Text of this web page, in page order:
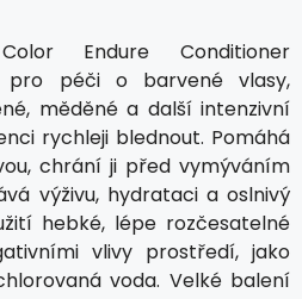
Endure Conditioner
pro péči o barvené vlasy,
měděné a další intenzivní
rychleji blednout. Pomáhá
chrání ji před vymýváním
výživu, hydrataci a oslnivý
hebké, lépe rozčesatelné
vlivy prostředí, jako
voda. Velké balení